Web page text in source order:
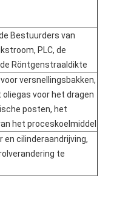
Bestuurders van
PLC, de
Röntgenstraaldikte
versnellingsbakken,
voor het dragen
posten, het
het proceskoelmiddel
en cilinderaandrijving,
te